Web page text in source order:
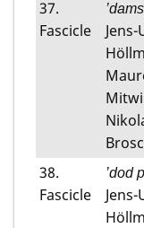
37.
Fascicle
38.
Fascicle
’dod